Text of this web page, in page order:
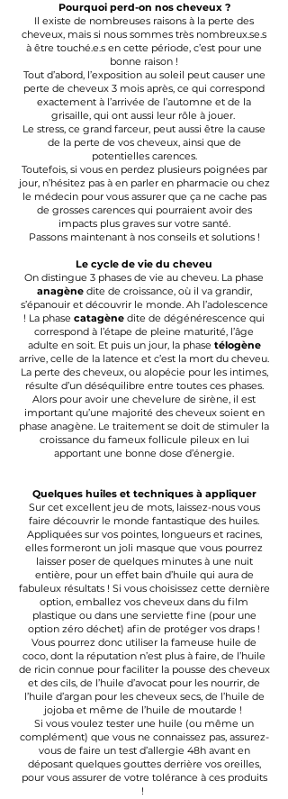
Pourquoi perd-on nos cheveux ?
Il existe de nombreuses raisons à la perte des
cheveux, mais si nous sommes très nombreux.se.s
à être touché.e.s en cette période, c’est pour une
bonne raison !
Tout d’abord, l’exposition au soleil peut causer une
perte de cheveux 3 mois après, ce qui correspond
exactement à l’arrivée de l’automne et de la
grisaille, qui ont aussi leur rôle à jouer.
Le stress, ce grand farceur, peut aussi être la cause
de la perte de vos cheveux, ainsi que de
potentielles carences.
Toutefois, si vous en perdez plusieurs poignées par
jour, n’hésitez pas à en parler en pharmacie ou chez
le médecin pour vous assurer que ça ne cache pas
de grosses carences qui pourraient avoir des
impacts plus graves sur votre santé.
Passons maintenant à nos conseils et solutions !
Le cycle de vie du cheveu
On distingue 3 phases de vie au cheveu. La phase
anagènedite de croissance, où il va grandir,
s’épanouir et découvrir le monde. Ah l’adolescence
! La phase catagène dite de dégénérescence qui
correspond à l’étape de pleine maturité, l’âge
adulte en soit. Et puis un jour, la phase télogène
arrive, celle de la latence et c’est la mort du cheveu.
La perte des cheveux, ou alopécie pour les intimes,
résulte d’un déséquilibre entre toutes ces phases.
Alors pour avoir une chevelure de sirène, il est
important qu’une majorité des cheveuxsoient en
phase anagène. Le traitement se doit de stimuler la
croissance du fameux follicule pileux en lui
apportant une bonne dose d’énergie.
Quelques huiles et techniques à appliquer
Sur cet excellent jeu de mots, laissez-nous vous
faire découvrir le monde fantastique des huiles.
Appliquées sur vos pointes, longueurs et racines,
elles formeront un joli masque que vous pourrez
laisser poser de quelques minutes à une nuit
entière, pour un effet bain d’huile qui aura de
fabuleux résultats ! Si vous choisissez cette dernière
option, emballez vos cheveux dans du film
plastique ou dans une serviette fine (pour une
option zéro déchet) afin de protéger vos draps !
Vous pourrez donc utiliser la fameuse huile de
coco, dont la réputation n’est plus à faire, de l’huile
de ricin connue pour faciliter la pousse des cheveux
et des cils, de l’huile d’avocat pour les nourrir, de
l’huile d’argan pour les cheveux secs, de l’huile de
jojoba et même de l’huile de moutarde !
Si vous voulez tester une huile (ou même un
complément) que vous ne connaissez pas, assurez-
vous de faire un test d’allergie 48h avant en
déposant quelques gouttes derrière vos oreilles,
pour vous assurer de votre tolérance à ces produits
!